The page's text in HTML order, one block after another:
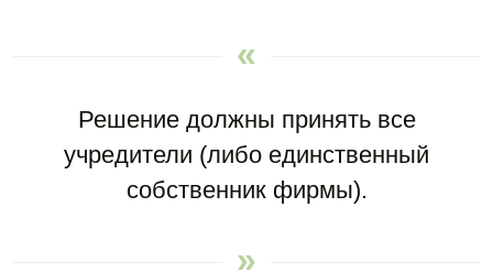
Решение должны принять все
учредители (либо единственный
собственник фирмы).